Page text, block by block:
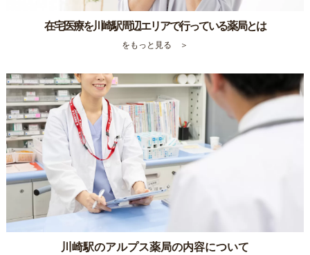
在宅医療を川崎駅周辺エリアで行っている薬局とは
をもっと見る ＞
川崎駅のアルプス薬局の内容について